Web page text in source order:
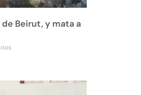
Beirut, y mata a